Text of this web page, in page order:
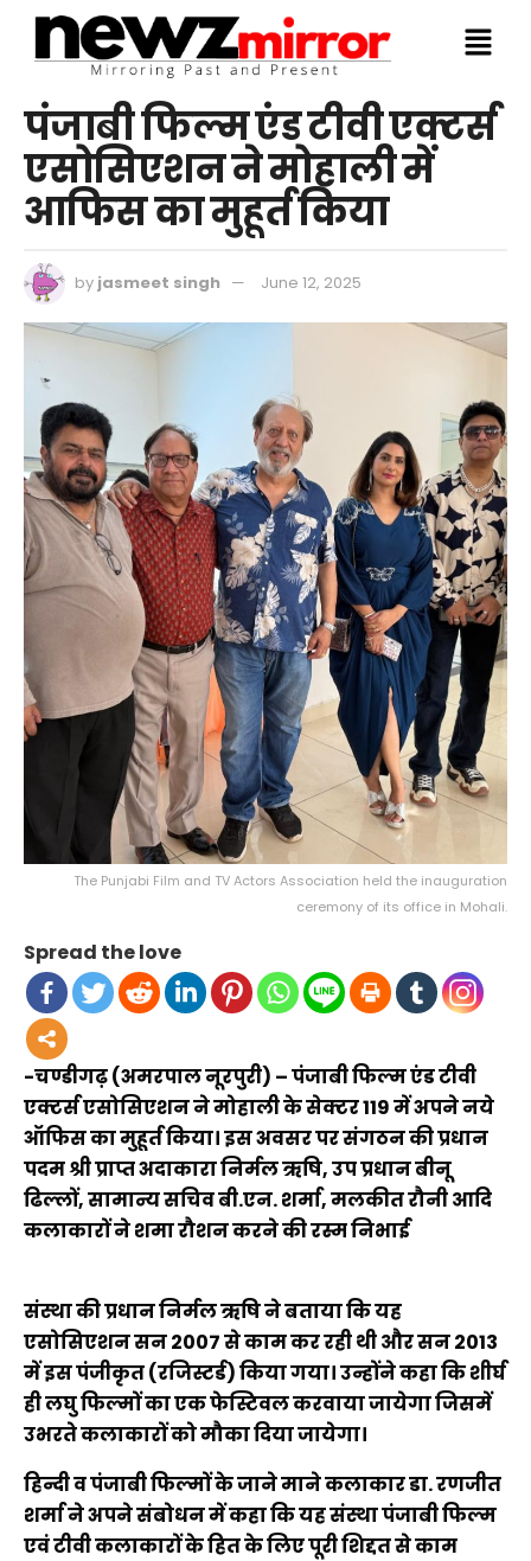
पंजाबी फिल्म एंड टीवी एक्टर्स
एसोसिएशन ने मोहाली में
आफिस का मुहूर्त किया
by jasmeet singh June 12, 2025
The Punjabi Film and TV Actors Association held the inauguration
ceremony of its office in Mohali.
Spread the love
-चण्डीगढ़ (अमरपाल नूरपुरी) – पंजाबी फिल्म एंड टीवी
एक्टर्स एसोसिएशन ने मोहाली के सेक्टर 119 में अपने नये
ऑफिस का मुहूर्त किया। इस अवसर पर संगठन की प्रधान
पदम श्री प्राप्त अदाकारा निर्मल ऋषि, उप प्रधान बीनू
ढिल्लों, सामान्य सचिव बी.एन. शर्मा, मलकीत रौनी आदि
कलाकारों ने शमा रौशन करने की रस्म निभाई
संस्था की प्रधान निर्मल ऋषि ने बताया कि यह
एसोसिएशन सन 2007 से काम कर रही थी और सन 2013
में इस पंजीकृत (रजिस्टर्ड) किया गया। उन्होंने कहा कि शीर्घ
ही लघु फिल्मों का एक फेस्टिवल करवाया जायेगा जिसमें
उभरते कलाकारों को मौका दिया जायेगा।
हिन्दी व पंजाबी फिल्मों के जाने माने कलाकार डा. रणजीत
शर्मा ने अपने संबोधन में कहा कि यह संस्था पंजाबी फिल्म
एवं टीवी कलाकारों के हित के लिए पूरी शिद्दत से काम